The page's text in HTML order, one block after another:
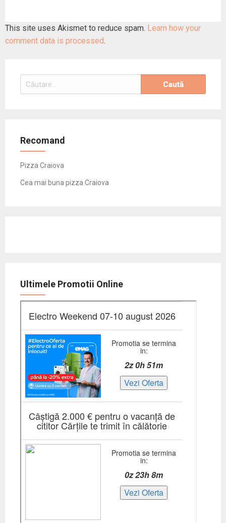
This site uses Akismet to reduce spam. Learn how your
comment data is processed.
Caută
după:
Recomand
Pizza Craiova
Cea mai buna pizza Craiova
Ultimele Promotii Online